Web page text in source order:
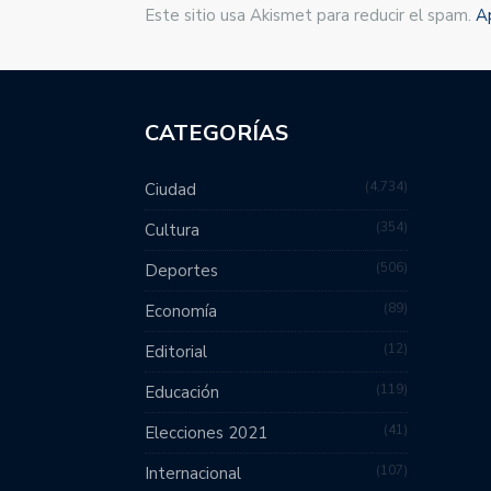
Este sitio usa Akismet para reducir el spam.
CATEGORÍAS
Ciudad 4,734
Cultura 354
Deportes 506
Economía 89
Editorial 12
Educación 119
Elecciones 2021 41
Internacional 107